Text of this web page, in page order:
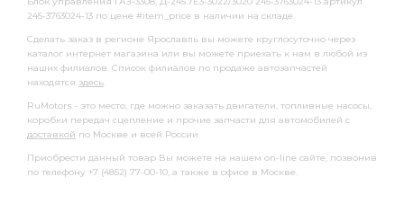
245-3763024-13 по цене #item_price в наличии на складе.
Сделать заказ в регионе Ярославль вы можете круглосуточно через
каталог интернет магазина или вы можете приехать к нам в любой из
наших филиалов. Список филиалов по продаже автозапчастей
находятся здесь.
RuMotors - это место, где можно заказать двигатели, топливные насосы,
коробки передач сцепление и прочие запчасти для автомобилей с
доставкой по Москве и всей России.
Приобрести данный товар Вы можете на нашем on-line сайте, позвонив
по телефону +7 (4852) 77-00-10, а также в офисе в Москве.